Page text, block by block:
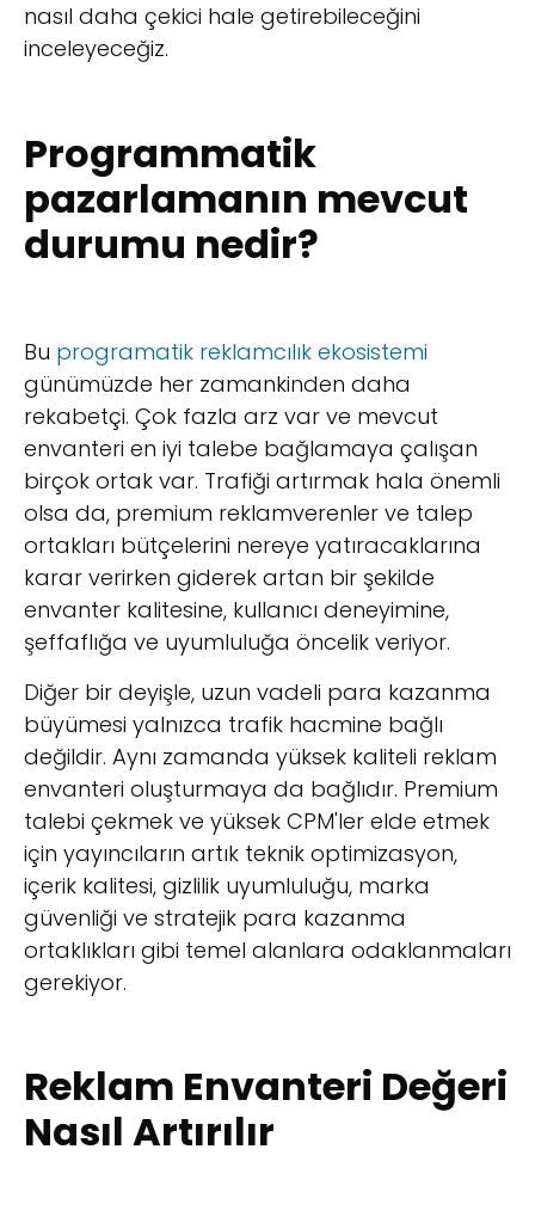
nasıl daha çekici hale getirebileceğini
inceleyeceğiz.
Programmatik
pazarlamanın mevcut
durumu nedir?
Bu programatik reklamcılık ekosistemi
günümüzde her zamankinden daha
rekabetçi. Çok fazla arz var ve mevcut
envanteri en iyi talebe bağlamaya çalışan
birçok ortak var. Trafiği artırmak hala önemli
olsa da, premium reklamverenler ve talep
ortakları bütçelerini nereye yatıracaklarına
karar verirken giderek artan bir şekilde
envanter kalitesine, kullanıcı deneyimine,
şeffaflığa ve uyumluluğa öncelik veriyor.
Diğer bir deyişle, uzun vadeli para kazanma
büyümesi yalnızca trafik hacmine bağlı
değildir. Aynı zamanda yüksek kaliteli reklam
envanteri oluşturmaya da bağlıdır. Premium
talebi çekmek ve yüksek CPM'ler elde etmek
için yayıncıların artık teknik optimizasyon,
içerik kalitesi, gizlilik uyumluluğu, marka
güvenliği ve stratejik para kazanma
ortaklıkları gibi temel alanlara odaklanmaları
gerekiyor.
Reklam Envanteri Değeri
Nasıl Artırılır